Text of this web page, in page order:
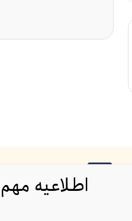
اطلاعیه مهم